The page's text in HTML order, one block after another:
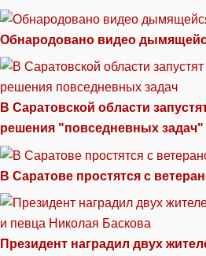
Обнародовано видео
В Саратовской области
решения "повседневных задач"
В Саратове простятся с
Президент наградил двух